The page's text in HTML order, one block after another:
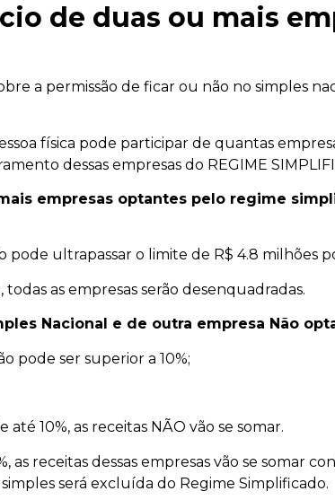
de duas ou mais
a permissão de ficar ou não no simples
física pode participar de quantas
dessas empresas do REGIME
empresas optantes pelo regime
pode ultrapassar o limite de R$ 4.8 milhões
as empresas serão desenquadradas.
Nacional e de outra empresa Não
pode ser superior a 10%;
10%, as receitas NÃO vão se somar.
as receitas dessas empresas vão se somar
será excluída do Regime Simplificado.